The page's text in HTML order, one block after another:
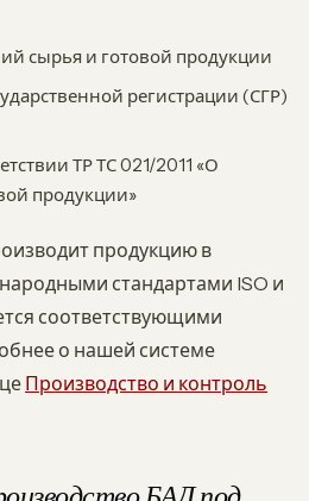
сырья и готовой продукции
регистрации (СГР)
ТР ТС 021/2011 «О
продукции»
продукцию в
стандартами ISO и
соответствующими
о нашей системе
Производство и контроль